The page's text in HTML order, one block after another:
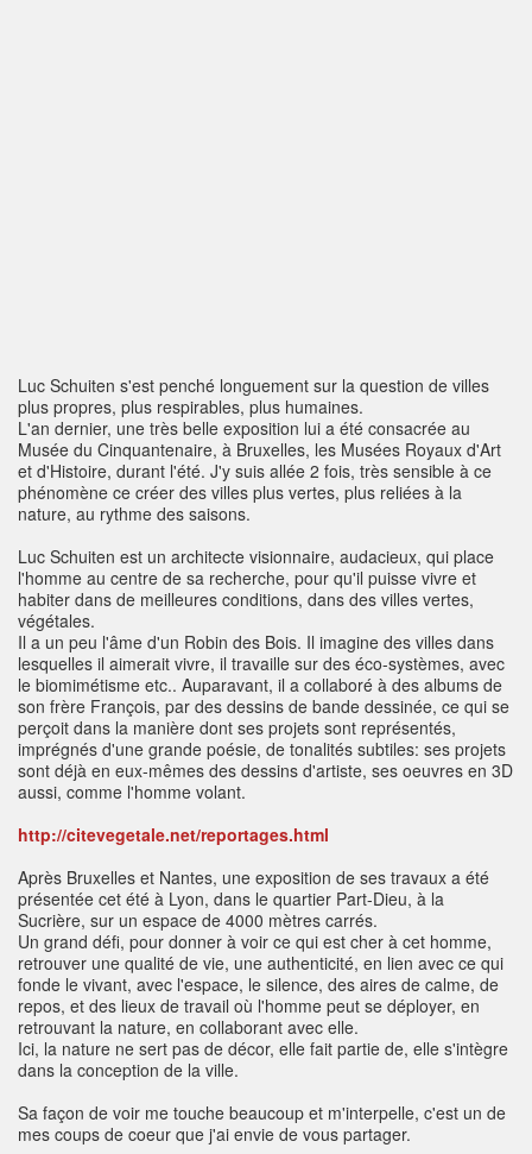
Luc Schuiten s'est penché longuement sur la question de villes
plus propres, plus respirables, plus humaines.
L'an dernier, une très belle exposition lui a été consacrée au
Musée du Cinquantenaire, à Bruxelles, les Musées Royaux d'Art
et d'Histoire, durant l'été. J'y suis allée 2 fois, très sensible à ce
phénomène ce créer des villes plus vertes, plus reliées à la
nature, au rythme des saisons.
Luc Schuiten est un architecte visionnaire, audacieux, qui place
l'homme au centre de sa recherche, pour qu'il puisse vivre et
habiter dans de meilleures conditions, dans des villes vertes,
végétales.
Il a un peu l'âme d'un Robin des Bois. Il imagine des villes dans
lesquelles il aimerait vivre, il travaille sur des éco-systèmes, avec
le biomimétisme etc.. Auparavant, il a collaboré à des albums de
son frère François, par des dessins de bande dessinée, ce qui se
perçoit dans la manière dont ses projets sont représentés,
imprégnés d'une grande poésie, de tonalités subtiles: ses projets
sont déjà en eux-mêmes des dessins d'artiste, ses oeuvres en 3D
aussi, comme l'homme volant.
http://citevegetale.net/reportages.html
Après Bruxelles et Nantes, une exposition de ses travaux a été
présentée cet été à Lyon, dans le quartier Part-Dieu, à la
Sucrière, sur un espace de 4000 mètres carrés.
Un grand défi, pour donner à voir ce qui est cher à cet homme,
retrouver une qualité de vie, une authenticité, en lien avec ce qui
fonde le vivant, avec l'espace, le silence, des aires de calme, de
repos, et des lieux de travail où l'homme peut se déployer, en
retrouvant la nature, en collaborant avec elle.
Ici, la nature ne sert pas de décor, elle fait partie de, elle s'intègre
dans la conception de la ville.
Sa façon de voir me touche beaucoup et m'interpelle, c'est un de
mes coups de coeur que j'ai envie de vous partager.